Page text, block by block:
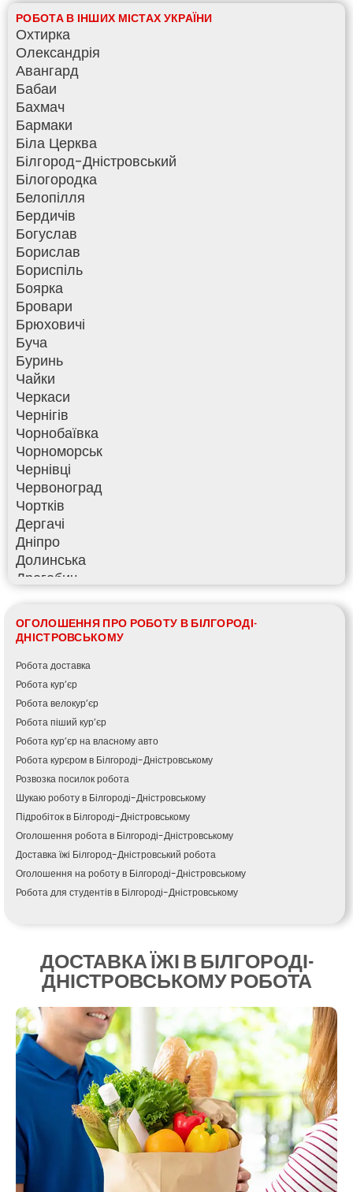
ОГОЛОШЕННЯ ПРО РОБОТУ В БІЛГОРОДІ-
ДНІСТРОВСЬКОМУ
Робота доставка
Робота кур’єр
Робота велокур’єр
Робота піший кур’єр
Робота кур’єр на власному авто
Робота курєром в Білгороді-Дністровському
Розвозка посилок робота
Шукаю роботу в Білгороді-Дністровському
Підробіток в Білгороді-Дністровському
Оголошення робота в Білгороді-Дністровському
Доставка їжі Білгород-Дністровський робота
Оголошення на роботу в Білгороді-Дністровському
Робота для студентів в Білгороді-Дністровському
ДОСТАВКА ЇЖІ В БІЛГОРОДІ-
ДНІСТРОВСЬКОМУ РОБОТА
РОБОТА В ІНШИХ МІСТАХ УКРАЇНИ
Охтирка
Олександрія
Авангард
Бабаи
Бахмач
Бармаки
Біла Церква
Білгород-Дністровський
Білогородка
Белопілля
Бердичів
Богуслав
Борислав
Бориспіль
Боярка
Бровари
Брюховичі
Буча
Буринь
Чайки
Черкаси
Чернігів
Чорнобаївка
Чорноморськ
Чернівці
Червоноград
Чортків
Дергачі
Дніпро
Долинська
Дрогобич
Фонтанка
Гадяч
Глеваха
Горішні Плавні
Гостомель
Харків
Херсон
Хмельницький
Хмільник
Ірпінь
Івано-Франківськ
Ізмаїл
Кагарлик
Калуш
Кам’янець-Подільський
Козятин
Київ
Кобеляки
Коцюбинське
Конотоп
Коростень
Корсунь-Шевченківський
Костопіль
Козин
Красноград
Кременчук
Кременець